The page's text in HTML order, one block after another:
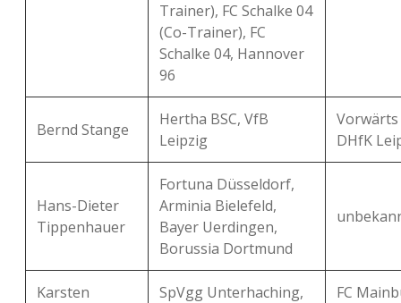
Trainer), FC Schalke 04
(Co-Trainer), FC
Schalke 04, Hannover
96
Bernd Stange
Hertha BSC, VfB
Leipzig
DHfK
Hans-Dieter
Tippenhauer
Fortuna Düsseldorf,
Arminia Bielefeld,
Bayer Uerdingen,
Borussia Dortmund
Karsten
SpVgg Unterhaching,
FC